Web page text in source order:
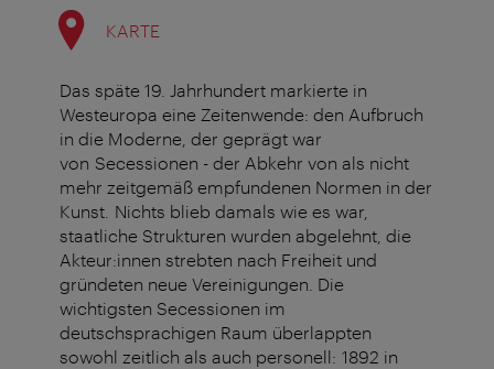
KARTE
Das späte 19. Jahrhundert markierte in
Westeuropa eine Zeitenwende: den Aufbruch
in die Moderne, der geprägt war
von Secessionen - der Abkehr von als nicht
mehr zeitgemäß empfundenen Normen in der
Kunst. Nichts blieb damals wie es war,
staatliche Strukturen wurden abgelehnt, die
Akteur:innen strebten nach Freiheit und
gründeten neue Vereinigungen. Die
wichtigsten Secessionen im
deutschsprachigen Raum überlappten
sowohl zeitlich als auch personell: 1892 in